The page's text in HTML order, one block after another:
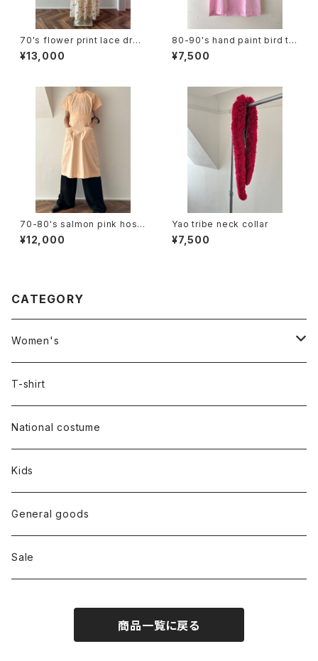
70's flower print lace dres
s
¥13,000
80-90's hand paint bird te
e
¥7,500
70-80's salmon pink hospi
tal dress
¥12,000
Yao tribe neck collar
¥7,500
CATEGORY
Women's
Outer
Dress
Tops
Bottoms
Shoes
T-shirt
National costume
Kids
General goods
Sale
商品一覧に戻る